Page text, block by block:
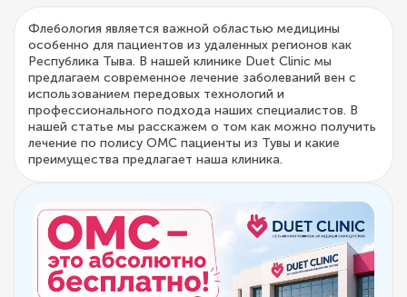
Флебология является важной областью медицины
особенно для пациентов из удаленных регионов как
Республика Тыва. В нашей клинике Duet Clinic мы
предлагаем современное лечение заболеваний вен с
использованием передовых технологий и
профессионального подхода наших специалистов. В
нашей статье мы расскажем о том как можно получить
лечение по полису ОМС пациенты из Тувы и какие
преимущества предлагает наша клиника.